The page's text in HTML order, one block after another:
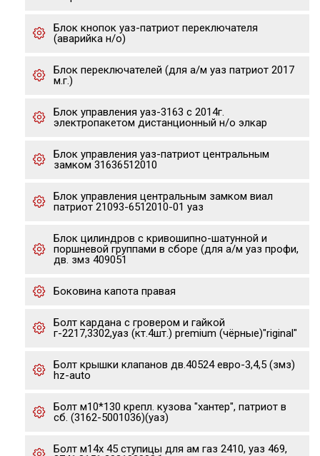
Блок кнопок уаз-патриот переключателя
(аварийка н/о)
Блок переключателей (для а/м уаз патриот 2017
м.г.)
Блок управления уаз-3163 с 2014г.
электропакетом дистанционный н/о элкар
Блок управления уаз-патриот центральным
замком 31636512010
Блок управления центральным замком виал
патриот 21093-6512010-01 уаз
Блок цилиндров с кривошипно-шатунной и
поршневой группами в сборе (для а/м уаз профи,
дв. змз 409051
Боковина капота правая
Болт кардана с гровером и гайкой
г-2217,3302,уаз (кт.4шт.) premium (чёрные)"riginal"
Болт крышки клапанов дв.40524 евро-3,4,5 (змз)
hz-auto
Болт м10*130 крепл. кузова "хантер", патриот в
сб. (3162-5001036)(уаз)
Болт м14х 45 ступицы для ам газ 2410, уаз 469,